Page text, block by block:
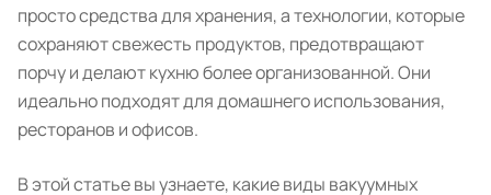
просто средства для хранения, а технологии, которые
сохраняют свежесть продуктов, предотвращают
порчу и делают кухню более организованной. Они
идеально подходят для домашнего использования,
ресторанов и офисов.
В этой статье вы узнаете, какие виды вакуумных